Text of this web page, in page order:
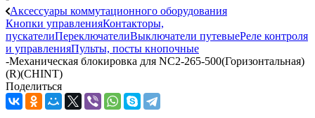
Аксессуары коммутационного оборудования
Кнопки управленияКонтакторы,
пускателиПереключателиВыключатели путевыеРеле контроля
и управленияПульты, посты кнопочные
-Механическая блокировка для NC2-265-500(Горизонтальная)
(R)(CHINT)
Поделиться